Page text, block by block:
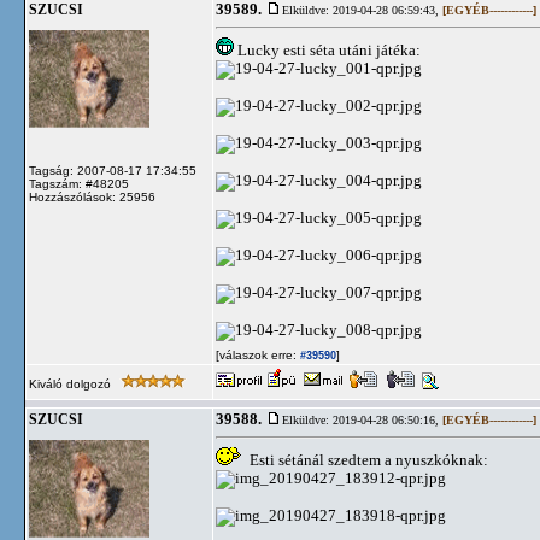
SZUCSI
Tagság: 2007-08-17 17:34:55
Tagszám: #48205
Hozzászólások: 25956
39589. Elküldve: 2019-04-28 06:59:43, [EGYÉB------------]
Lucky esti séta utáni játéka:
[válaszok erre: #39590]
Kiváló dolgozó
SZUCSI 39588. Elküldve: 2019-04-28 06:50:16, [EGYÉB------------]
Esti sétánál szedtem a nyuszkóknak: